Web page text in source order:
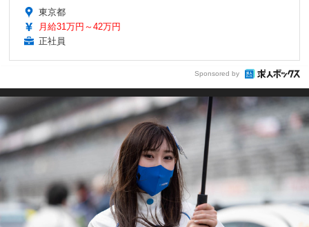
東京都
月給31万円～42万円
正社員
Sponsored by